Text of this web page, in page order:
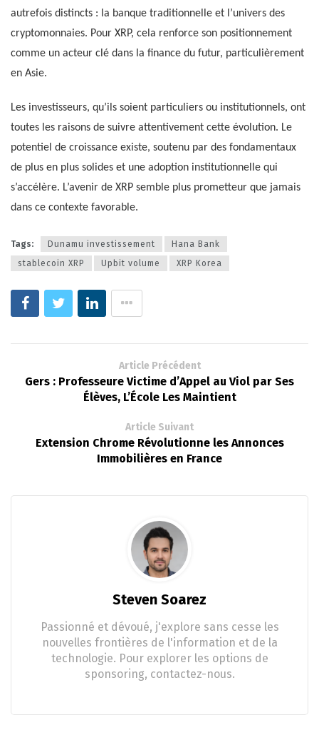
autrefois distincts : la banque traditionnelle et l’univers des
cryptomonnaies. Pour XRP, cela renforce son positionnement
comme un acteur clé dans la finance du futur, particulièrement
en Asie.
Les investisseurs, qu’ils soient particuliers ou institutionnels, ont
toutes les raisons de suivre attentivement cette évolution. Le
potentiel de croissance existe, soutenu par des fondamentaux
de plus en plus solides et une adoption institutionnelle qui
s’accélère. L’avenir de XRP semble plus prometteur que jamais
dans ce contexte favorable.
Tags: Dunamu investissement
Hana Bank
stablecoin XRP
Upbit volume XRP Korea
Article Précédent
Gers : Professeure Victime d’Appel au Viol par Ses
Élèves, L’École Les Maintient
Article Suivant
Extension Chrome Révolutionne les Annonces
Immobilières en France
Steven Soarez
Passionné et dévoué, j'explore sans cesse les
nouvelles frontières de l'information et de la
technologie. Pour explorer les options de
sponsoring, contactez-nous.